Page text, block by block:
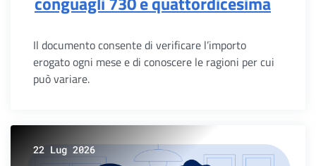
Il documento consente di verificare l’importo
erogato ogni mese e di conoscere le ragioni per cui
può variare.
22 Lug 2026